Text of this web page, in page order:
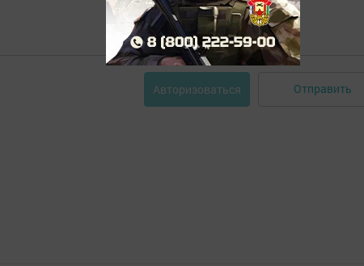
Авторизоваться Отправить